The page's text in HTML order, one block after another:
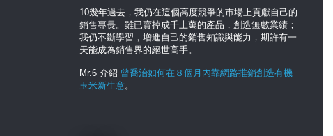
10幾年過去，我仍在這個高度競爭的市場上貢獻自己的
銷售專長。雖已賣掉成千上萬的產品，創造無數業績；
我仍不斷學習，增進自己的銷售知識與能力，期許有一
天能成為銷售界的絕世高手。
Mr.6 介紹 曾喬治如何在８個月內靠網路推銷創造有機
玉米新生意。